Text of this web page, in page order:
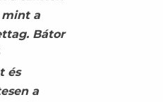
mint a
Bátor
és
a